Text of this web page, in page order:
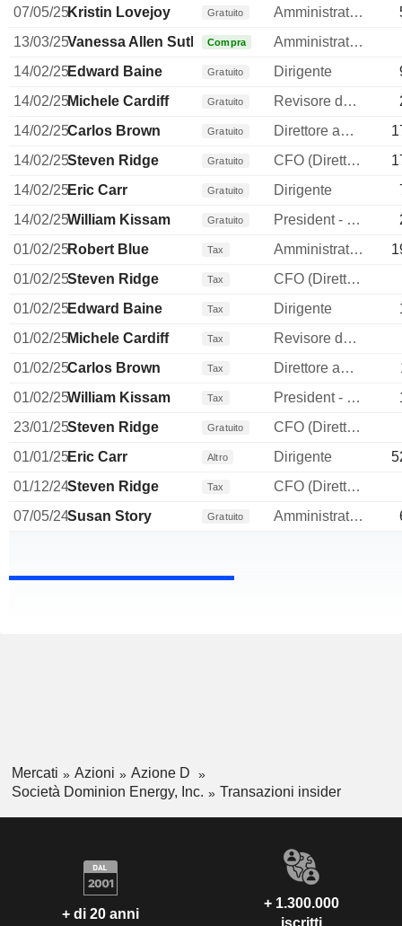
07/05/25Kristin Lovejoy Gratuito Amministratore
13/03/25Vanessa Allen Sutherland
Compra
Amministratore
14/02/25Edward Baine Gratuito Dirigente
14/02/25Michele Cardiff Gratuito Revisore dei conti / collegio sindacale
14/02/25Carlos Brown Gratuito Direttore amministrativo (CAO)
14/02/25Steven Ridge Gratuito CFO (Direttore finanziario)
14/02/25Eric Carr Gratuito Dirigente
14/02/25William Kissam Gratuito President - Dominion Energy SC
01/02/25Robert Blue Tax Amministratore delegato
01/02/25Steven Ridge Tax
CFO (Direttore finanziario)
01/02/25Edward Baine Tax Dirigente
01/02/25Michele Cardiff Tax
Revisore dei conti / collegio sindacale
01/02/25Carlos Brown Tax Direttore amministrativo (CAO)
01/02/25William Kissam Tax President - Dominion Energy SC
23/01/25Steven Ridge Gratuito
CFO (Direttore finanziario)
01/01/25Eric Carr Altro Dirigente
01/12/24Steven Ridge Tax
CFO (Direttore finanziario)
07/05/24Susan Story Gratuito Amministratore
Mercati Azioni
Azione D
Società Dominion Energy, Inc.
Transazioni insider
+ di 20 anni
+ 1.300.000
iscritti